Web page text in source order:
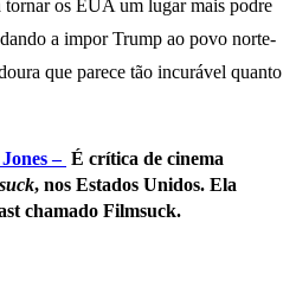
tornar os EUA um lugar mais podre
a impor Trump ao povo norte-
que parece tão incurável quanto
– É crítica de cinema
, nos Estados Unidos. Ela
chamado Filmsuck.